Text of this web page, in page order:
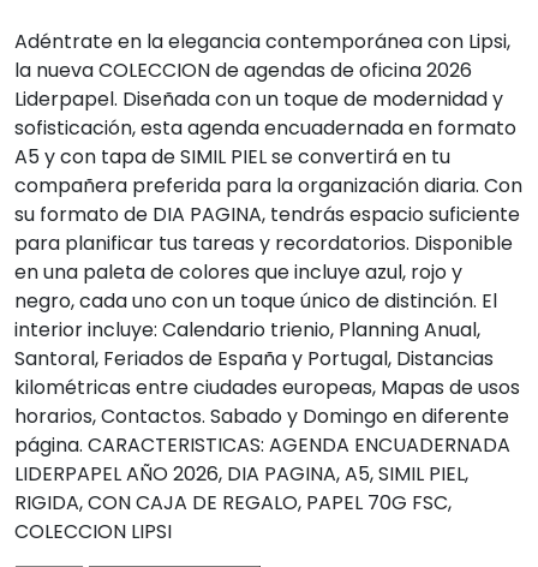
Adéntrate en la elegancia contemporánea con Lipsi,
la nueva COLECCION de agendas de oficina 2026
Liderpapel. Diseñada con un toque de modernidad y
sofisticación, esta agenda encuadernada en formato
A5 y con tapa de SIMIL PIEL se convertirá en tu
compañera preferida para la organización diaria. Con
su formato de DIA PAGINA, tendrás espacio suficiente
para planificar tus tareas y recordatorios. Disponible
en una paleta de colores que incluye azul, rojo y
negro, cada uno con un toque único de distinción. El
interior incluye: Calendario trienio, Planning Anual,
Santoral, Feriados de España y Portugal, Distancias
kilométricas entre ciudades europeas, Mapas de usos
horarios, Contactos. Sabado y Domingo en diferente
página. CARACTERISTICAS: AGENDA ENCUADERNADA
LIDERPAPEL AÑO 2026, DIA PAGINA, A5, SIMIL PIEL,
RIGIDA, CON CAJA DE REGALO, PAPEL 70G FSC,
COLECCION LIPSI